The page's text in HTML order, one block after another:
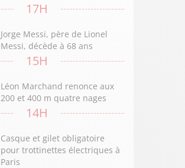
17H
Jorge Messi, père de Lionel
Messi, décède à 68 ans
15H
Léon Marchand renonce aux
200 et 400 m quatre nages
14H
Casque et gilet obligatoire
pour trottinettes électriques à
Paris